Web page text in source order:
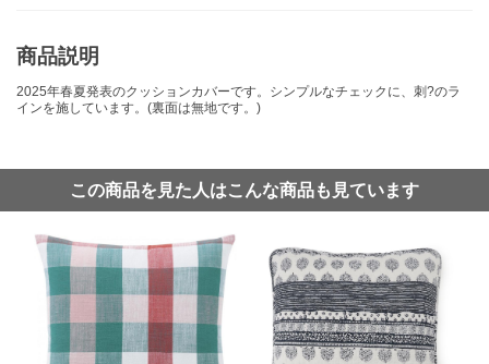
商品説明
2025年春夏発表のクッションカバーです。シンプルなチェックに、刺?のラ
インを施しています。(裏面は無地です。)
この商品を見た人はこんな商品も見ています